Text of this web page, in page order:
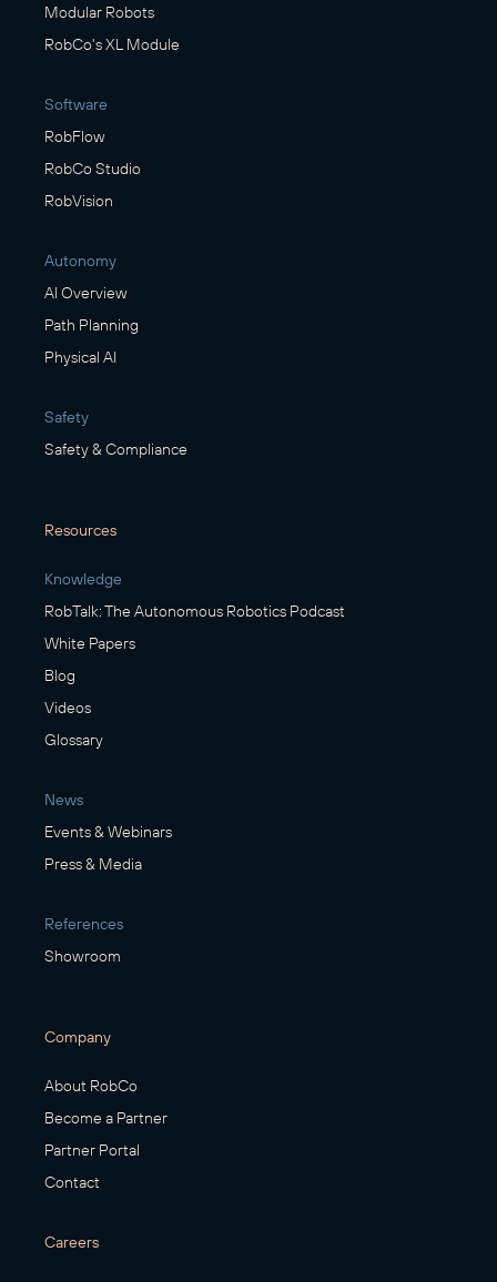
Modular Robots
RobCo's XL Module
Software
RobFlow
RobCo Studio
RobVision
Autonomy
AI Overview
Path Planning
Physical AI
Safety
Safety & Compliance
Resources
Knowledge
RobTalk: The Autonomous Robotics Podcast
White Papers
Blog
Videos
Glossary
News
Events & Webinars
Press & Media
References
Showroom
Company
About RobCo
Become a Partner
Partner Portal
Contact
Careers